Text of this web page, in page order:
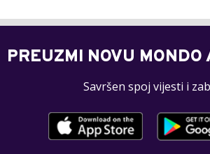
PREUZMI NOVU
Savršen spoj vijesti i